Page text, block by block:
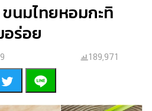
นมไทยหอมกะทิ
ร่อย
189,971